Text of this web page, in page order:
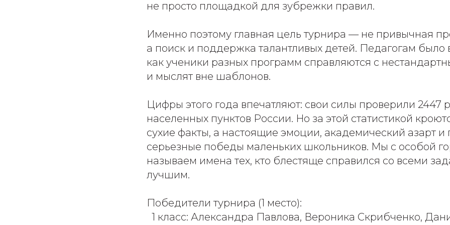
не просто площадкой для зубрежки правил.
Именно поэтому главная цель турнира — не привычная
а поиск и поддержка талантливых детей. Педагогам было
как ученики разных программ справляются с
и мыслят вне шаблонов.
Цифры этого года впечатляют: свои силы проверили 2447
населенных пунктов России. Но за этой статистикой
сухие факты, а настоящие эмоции, академический азарт и
серьезные победы маленьких школьников. Мы с особой
называем имена тех, кто блестяще справился со всеми
лучшим.
Победители турнира (1 место):
1 класс: Александра Павлова, Вероника Скрибченко,